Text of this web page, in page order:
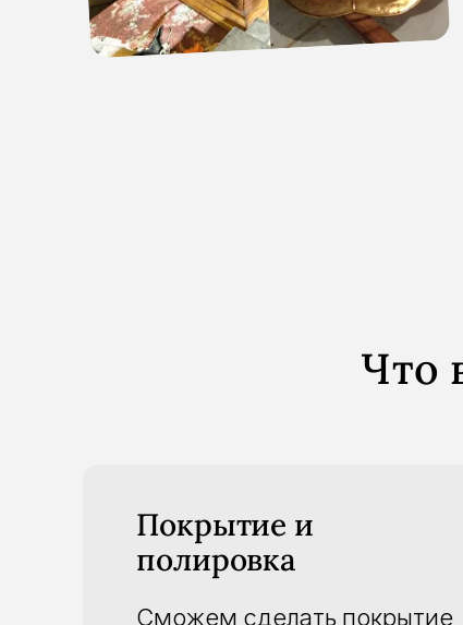
Что
Покрытие и
полировка
Сможем сделать покрытие